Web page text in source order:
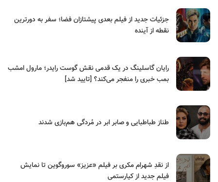
جزئیات جدید از فیلم بعدی پیشتازان فضا؛ سفر به دورترین
نقطه از آینده
رایان گاسلینگ در یک قدمی نقش گوست رایدر؛ مارول امشب
بمب خبری را منفجر می‌کند؟ [تایید شد]
طناز طباطبایی و صابر ابر در مُردگی هم‌بازی شدند
از نقدِ شهرام مکری بر فیلم «عزیز» سوروگوین تا نمایش
فیلم جدید از کیارستمی